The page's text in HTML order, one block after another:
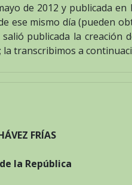
de 2012 y publicada en
ese mismo día (pueden
salió publicada la creación
; la transcribimos a
FRÍAS
la República